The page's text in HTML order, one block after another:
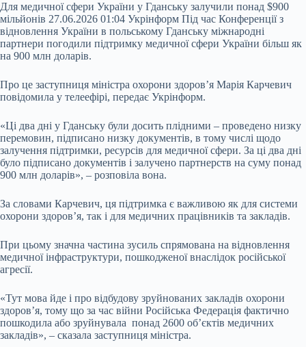
Для медичної сфери України у Гданську залучили понад $900
мільйонів 27.06.2026 01:04 Укрінформ Під час Конференції з
відновлення України в польському Гданську міжнародні
партнери погодили підтримку медичної сфери України більш як
на 900 млн доларів.
Про це заступниця міністра охорони здоров’я Марія Карчевич
повідомила у телеефірі, передає Укрінформ.
«Ці два дні у Гданську були досить плідними – проведено низку
перемовин, підписано низку документів, в тому числі щодо
залучення підтримки, ресурсів для медичної сфери. За ці два дні
було підписано документів і залучено партнерств на суму понад
900 млн доларів», – розповіла вона.
За словами Карчевич, ця підтримка є важливою як для системи
охорони здоров’я, так і для медичних працівників та закладів.
При цьому значна частина зусиль спрямована на відновлення
медичної інфраструктури, пошкодженої внаслідок російської
агресії.
«Тут мова йде і про відбудову зруйнованих закладів охорони
здоров’я, тому що за час війни Російська Федерація фактично
пошкодила або зруйнувала понад 2600 об’єктів медичних
закладів», – сказала заступниця міністра.